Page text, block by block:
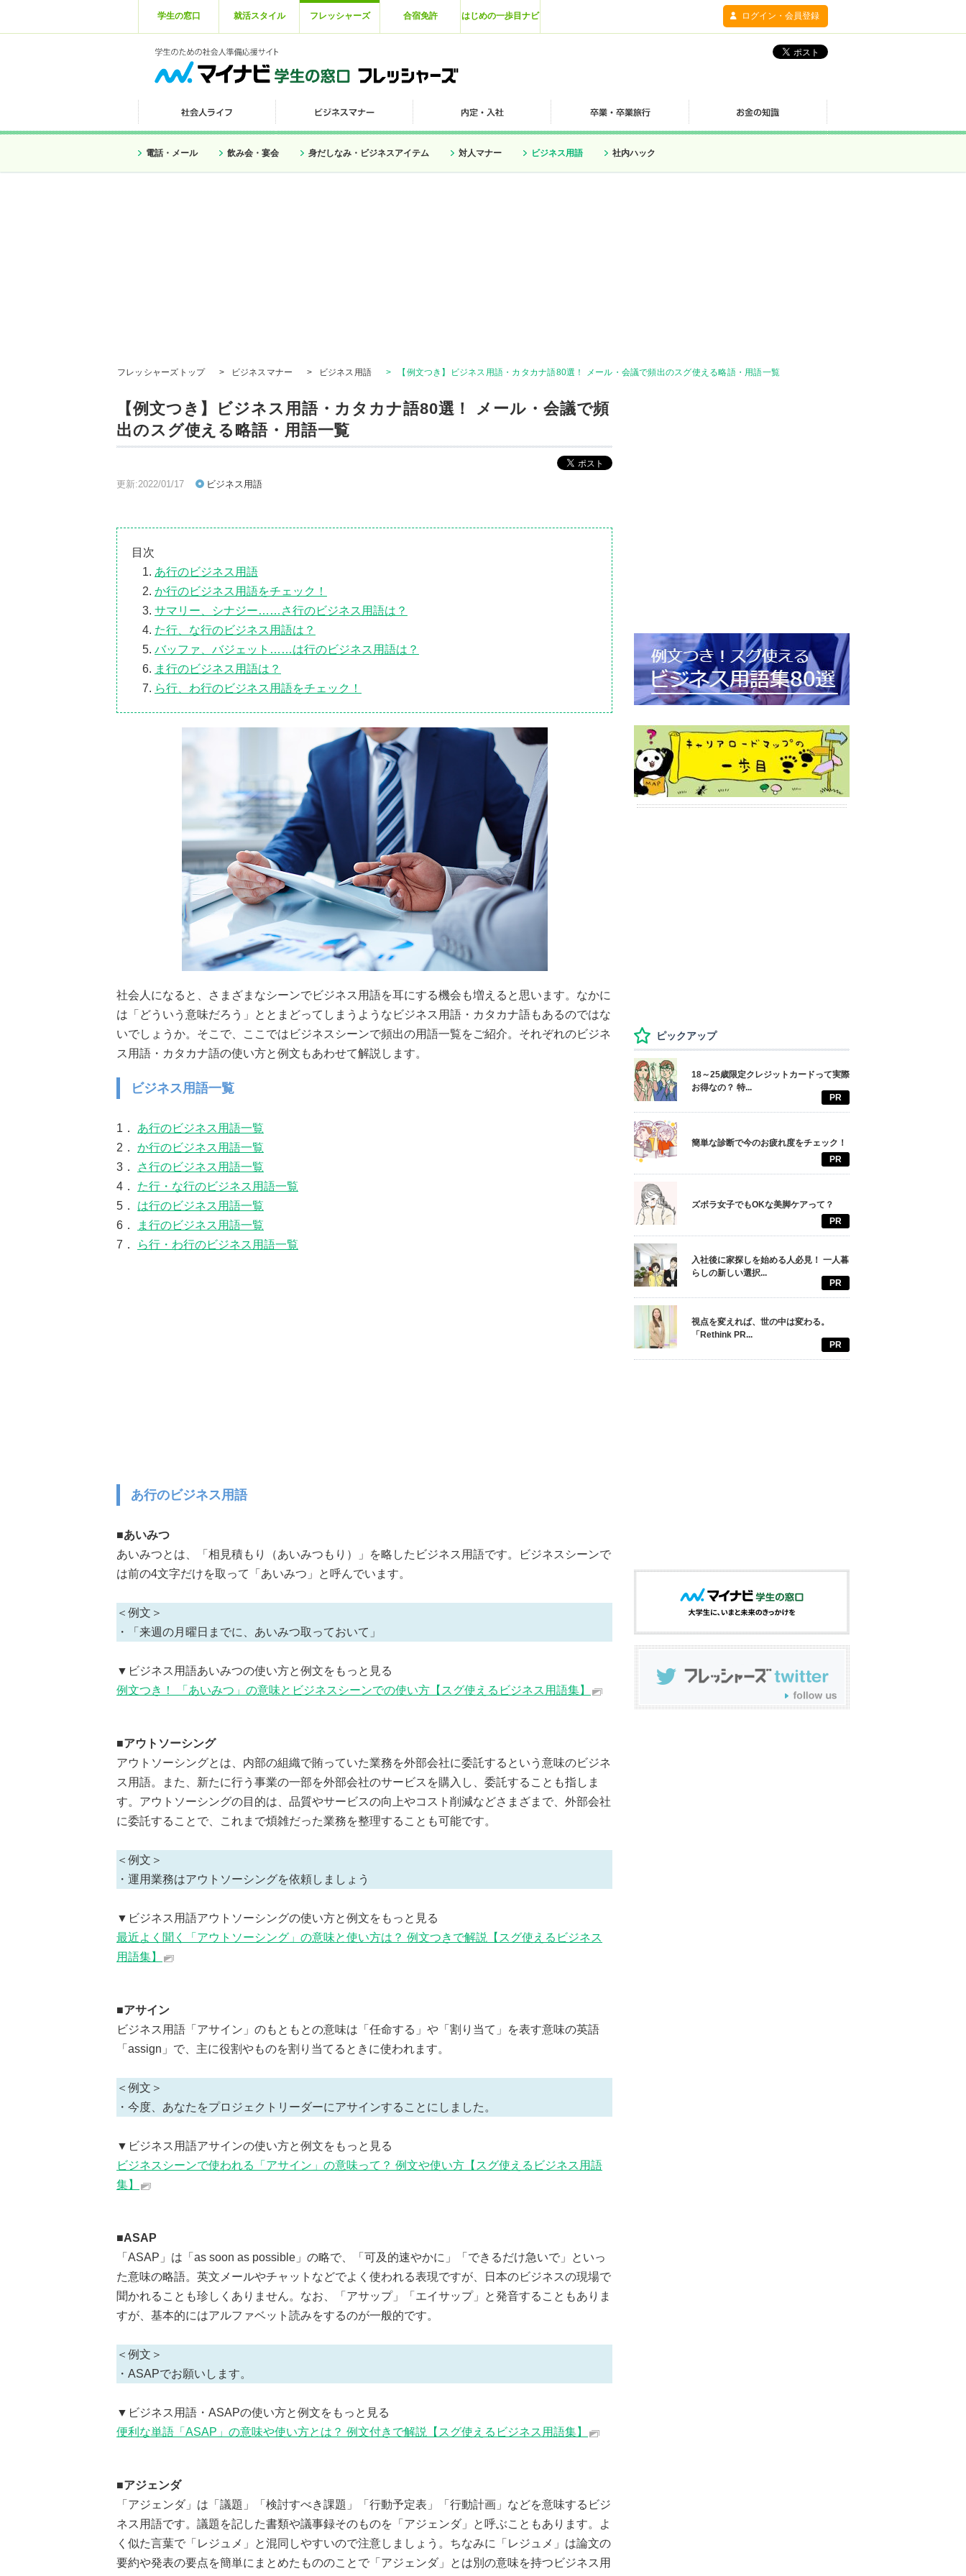
学生の窓口 就活スタイル フレッシャーズ 合宿免許 はじめの一歩目ナビ ログイン・会員登録
電話・メール 飲み会・宴会 身だしなみ・ビジネスアイテム 対人マナー ビジネス用語 社内ハック
フレッシャーズトップ > ビジネスマナー > ビジネス用語 > 【例文つき】ビジネス用語・カタカナ語80選！ メール・会議で頻出のスグ使える略語・用語一覧
【例文つき】ビジネス用語・カタカナ語80選！ メール・会議で頻
出のスグ使える略語・用語一覧
更新:2022/01/17 ビジネス用語
目次
あ行のビジネス用語
か行のビジネス用語をチェック！
サマリー、シナジー……さ行のビジネス用語は？
た行、な行のビジネス用語は？
バッファ、バジェット……は行のビジネス用語は？
ま行のビジネス用語は？
ら行、わ行のビジネス用語をチェック！
社会人になると、さまざまなシーンでビジネス用語を耳にする機会も増えると思います。なかに
は「どういう意味だろう」ととまどってしまうようなビジネス用語・カタカナ語もあるのではな
いでしょうか。そこで、ここではビジネスシーンで頻出の用語一覧をご紹介。それぞれのビジネ
ス用語・カタカナ語の使い方と例文もあわせて解説します。
ビジネス用語一覧
1． あ行のビジネス用語一覧
2． か行のビジネス用語一覧
3．
さ行のビジネス用語一覧
4． た行・な行のビジネス用語一覧
5． は行のビジネス用語一覧
6．
ま行のビジネス用語一覧
7．
ら行・わ行のビジネス用語一覧
あ行のビジネス用語
■あいみつ
あいみつとは、「相見積もり（あいみつもり）」を略したビジネス用語です。ビジネスシーンで
は前の4文字だけを取って「あいみつ」と呼んでいます。
＜例文＞
・「来週の月曜日までに、あいみつ取っておいて」
▼ビジネス用語あいみつの使い方と例文をもっと見る
例文つき！ 「あいみつ」の意味とビジネスシーンでの使い方【スグ使えるビジネス用語集】
■アウトソーシング
アウトソーシングとは、内部の組織で賄っていた業務を外部会社に委託するという意味のビジネ
ス用語。また、新たに行う事業の一部を外部会社のサービスを購入し、委託することも指しま
す。アウトソーシングの目的は、品質やサービスの向上やコスト削減などさまざまで、外部会社
に委託することで、これまで煩雑だった業務を整理することも可能です。
＜例文＞
・運用業務はアウトソーシングを依頼しましょう
▼ビジネス用語アウトソーシングの使い方と例文をもっと見る
最近よく聞く「アウトソーシング」の意味と使い方は？ 例文つきで解説【スグ使えるビジネス
用語集】
■アサイン
ビジネス用語「アサイン」のもともとの意味は「任命する」や「割り当て」を表す意味の英語
「assign」で、主に役割やものを割り当てるときに使われます。
＜例文＞
・今度、あなたをプロジェクトリーダーにアサインすることにしました。
▼ビジネス用語アサインの使い方と例文をもっと見る
ビジネスシーンで使われる「アサイン」の意味って？ 例文や使い方【スグ使えるビジネス用語
集】
■ASAP
「ASAP」は「as soon as possible」の略で、「可及的速やかに」「できるだけ急いで」といっ
た意味の略語。英文メールやチャットなどでよく使われる表現ですが、日本のビジネスの現場で
聞かれることも珍しくありません。なお、「アサップ」「エイサップ」と発音することもありま
すが、基本的にはアルファベット読みをするのが一般的です。
＜例文＞
・ASAPでお願いします。
▼ビジネス用語・ASAPの使い方と例文をもっと見る
便利な単語「ASAP」の意味や使い方とは？ 例文付きで解説【スグ使えるビジネス用語集】
■アジェンダ
「アジェンダ」は「議題」「検討すべき課題」「行動予定表」「行動計画」などを意味するビジ
ネス用語です。議題を記した書類や議事録そのものを「アジェンダ」と呼ぶこともあります。よ
く似た言葉で「レジュメ」と混同しやすいので注意しましょう。ちなみに「レジュメ」は論文の
要約や発表の要点を簡単にまとめたもののことで「アジェンダ」とは別の意味を持つビジネス用
ピックアップ
18～25歳限定クレジットカードって実際
お得なの？ 特...
PR
簡単な診断で今のお疲れ度をチェック！
PR
ズボラ女子でもOKな美脚ケアって？
PR
入社後に家探しを始める人必見！ 一人暮
らしの新しい選択...
PR
視点を変えれば、世の中は変わる。
「Rethink PR...
PR